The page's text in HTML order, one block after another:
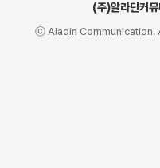
(주)알라딘커
ⓒ Aladin Communication.